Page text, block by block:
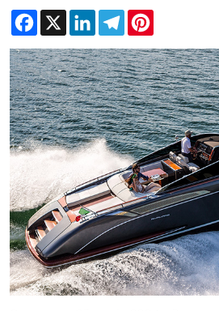
Facebook
X LinkedInTelegram